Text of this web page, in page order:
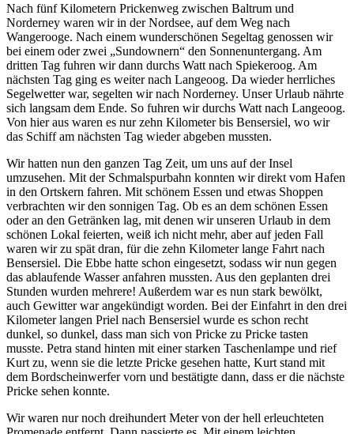
Nach fünf Kilometern Prickenweg zwischen Baltrum und
Norderney waren wir in der Nordsee, auf dem Weg nach
Wangerooge. Nach einem wunderschönen Segeltag genossen wir
bei einem oder zwei
Sundownern
den Sonnenuntergang. Am
dritten Tag fuhren wir dann durchs Watt nach Spiekeroog. Am
nächsten Tag ging es weiter nach Langeoog. Da wieder herrliches
Segelwetter war, segelten wir nach Norderney. Unser Urlaub nährte
sich langsam dem Ende. So fuhren wir durchs Watt nach Langeoog.
Von hier aus waren es nur zehn Kilometer bis Bensersiel, wo wir
das Schiff am nächsten Tag wieder abgeben mussten.
Wir hatten nun den ganzen Tag Zeit, um uns auf der Insel
umzusehen. Mit der Schmalspurbahn konnten wir direkt vom Hafen
in den Ortskern fahren. Mit schönem Essen und etwas Shoppen
verbrachten wir den sonnigen Tag. Ob es an dem schönen Essen
oder an den Getränken lag, mit denen wir unseren Urlaub in dem
schönen Lokal feierten, weiß ich nicht mehr, aber auf jeden Fall
waren wir zu spät dran, für die zehn Kilometer lange Fahrt nach
Bensersiel. Die Ebbe hatte schon eingesetzt, sodass wir nun gegen
das ablaufende Wasser anfahren mussten. Aus den geplanten drei
Stunden wurden mehrere! Außerdem war es nun stark bewölkt,
auch Gewitter war angekündigt worden. Bei der Einfahrt in den drei
Kilometer langen Priel nach Bensersiel wurde es schon recht
dunkel, so dunkel, dass man sich von Pricke zu Pricke tasten
musste. Petra stand hinten mit einer starken Taschenlampe und rief
Kurt zu, wenn sie die letzte Pricke gesehen hatte, Kurt stand mit
dem Bordscheinwerfer vorn und bestätigte dann, dass er die nächste
Pricke sehen konnte.
Wir waren nur noch dreihundert Meter von der hell erleuchteten